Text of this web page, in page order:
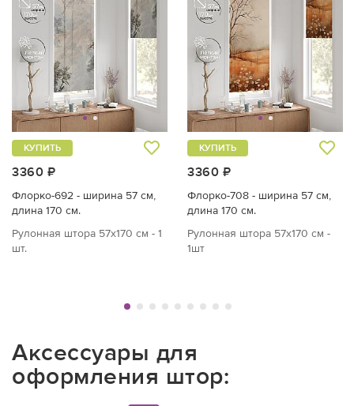
3360 ₽
КУПИТЬ
Флорко-692 - ширина 57 см,
длина 170 см.
Рулонная штора 57х170 см - 1
шт.
3360 ₽
КУПИТЬ
Флорко-708 - ширина 57 см,
длина 170 см.
Рулонная штора 57х170 см -
1шт
Аксессуары для
оформления штор: